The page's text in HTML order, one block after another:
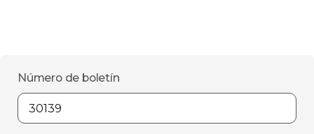
Número de boletín